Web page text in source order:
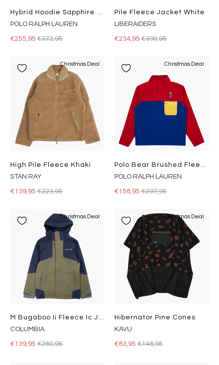
Hybrid Hoodie Sapphire Star / Polo Black
POLO RALPH LAUREN
€255,95€372,95
Pile Fleece Jacket White
LIBERAIDERS
€234,95 €390,95
Christmas Deal
High Pile Fleece Khaki
STAN RAY
€139,95€223,95
Christmas Deal
Polo Bear Brushed Fleece Pullover Hol22 Rl2000 Rd/Royl Sunv Bear
POLO RALPH LAUREN
€158,95 €297,95
Christmas Deal
M Bugaboo Ii Fleece Ic J Stone Green, Collegiate Navy
COLUMBIA
€139,95€260,95
Christmas Deal
Hibernator Pine Cones
KAVU
€83,95 €148,95